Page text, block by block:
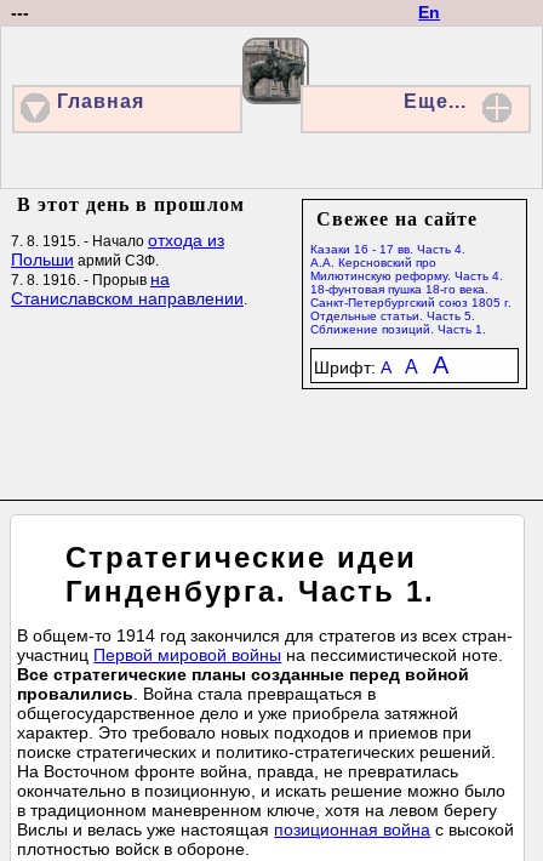
En
---
Главная Еще...
Свежее на сайте
Казаки 16 - 17 вв. Часть 4.
А.А. Керсновский про
Милютинскую реформу. Часть 4.
18-фунтовая пушка 18-го века.
Санкт-Петербургский союз 1805 г.
Отдельные статьи. Часть 5.
Сближение позиций. Часть 1.
Шрифт: A A A
В этот день в прошлом
7. 8. 1915. - Начало отхода из
Польши армий СЗФ.
7. 8. 1916. - Прорыв на
Станиславском направлении.
Стратегические идеи
Гинденбурга. Часть 1.
В общем-то 1914 год закончился для стратегов из всех стран-
участниц Первой мировой войны на пессимистической ноте.
Все стратегические планы созданные перед войной
провалились . Война стала превращаться в
общегосударственное дело и уже приобрела затяжной
характер. Это требовало новых подходов и приемов при
поиске стратегических и политико-стратегических решений.
На Восточном фронте война, правда, не превратилась
окончательно в позиционную, и искать решение можно было
в традиционном маневренном ключе, хотя на левом берегу
Вислы и велась уже настоящая позиционная война с высокой
плотностью войск в обороне.